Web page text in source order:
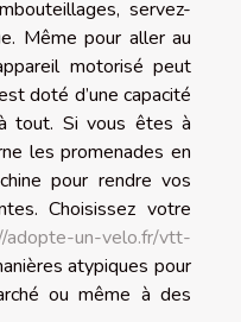
servez-
Même pour aller au
motorisé peut
doté d’une capacité
tout. Si vous êtes à
les promenades en
pour rendre vos
Choisissez votre
adopte-un-velo.fr/vtt-
atypiques pour
ou même à des